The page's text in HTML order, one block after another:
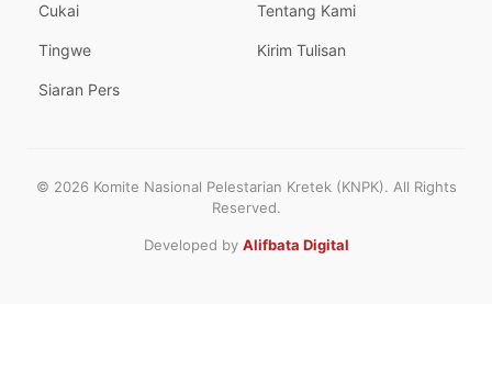
Cukai
Tingwe
Siaran Pers
Tentang Kami
Kirim Tulisan
© 2026 Komite Nasional Pelestarian Kretek (KNPK). All Rights
Reserved.
Developed by Alifbata Digital